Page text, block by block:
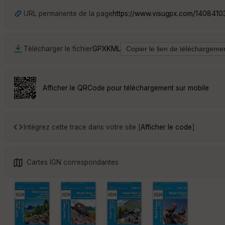
URL permanente de la pagehttps://www.visugpx.com/
Télécharger le fichierGPXKML
Afficher le QRCode pour téléchargement sur mobile
Intégrez cette trace dans votre site [Afficher le code]
Cartes IGN correspondantes